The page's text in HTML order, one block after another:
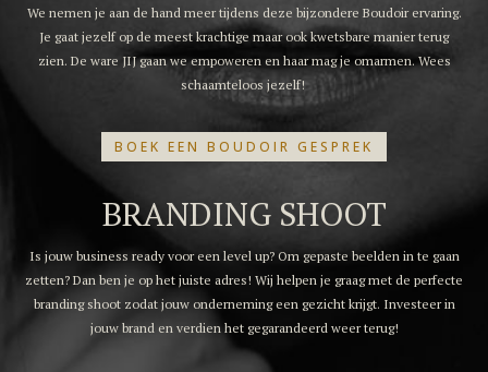
We nemen je aan de hand meer tijdens deze bijzondere Boudoir ervaring.
Je gaat jezelf op de meest krachtige maar ook kwetsbare manier terug
zien. De ware JIJ gaan we empoweren en haar mag je omarmen. Wees
schaamteloos jezelf!
BOEK EEN BOUDOIR GESPREK
BRANDING SHOOT
Is jouw business ready voor een level up? Om gepaste beelden in te gaan
zetten? Dan ben je op het juiste adres! Wij helpen je graag met de perfecte
branding shoot zodat jouw onderneming een gezicht krijgt. Investeer in
jouw brand en verdien het gegarandeerd weer terug!